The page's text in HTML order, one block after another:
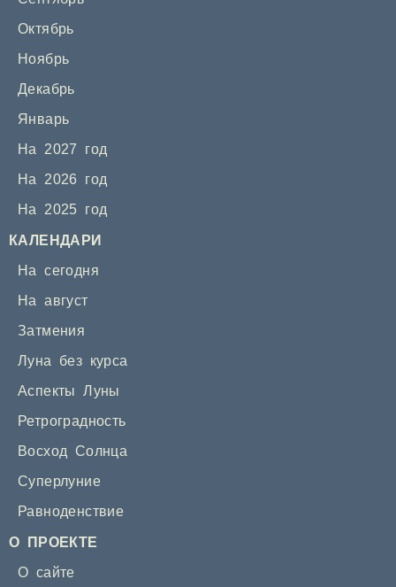
Октябрь
Ноябрь
Декабрь
Январь
На 2027 год
На 2026 год
На 2025 год
КАЛЕНДАРИ
На сегодня
На август
Затмения
Луна без курса
Аспекты Луны
Ретроградность
Восход Солнца
Суперлуние
Равноденствие
О ПРОЕКТЕ
О сайте